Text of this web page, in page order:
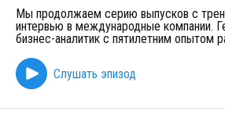
Мы продолжаем серию выпусков с
интервью в международные компании.
бизнес-аналитик с пятилетним опытом
Слушать эпизод